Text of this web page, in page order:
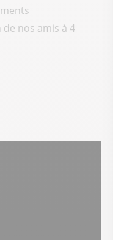
nos amis à 4